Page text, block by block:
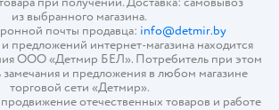
из выбранного магазина.
почты продавца: info@detmir.by
предложений интернет-магазина находится
ООО «Детмир БЕЛ». Потребитель при этом
замечания и предложения в любом магазине
торговой сети «Детмир».
отечественных товаров и работе